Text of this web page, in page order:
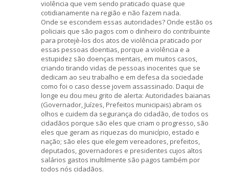
violência que vem sendo praticado quase que
cotidianamente na região e não fazem nada.
Onde se escondem essas autoridades? Onde estão os
policiais que são pagos com o dinheiro do contribuinte
para protejè-los dos atos de violência praticado por
essas pessoas doentias, porque a violência e a
estupidez são doenças mentais, em muitos casos,
criando tirando vidas de pessoas inocentes que se
dedicam ao seu trabalho e em defesa da sociedade
como foi o caso desse jovem assassinado. Daqui de
longe eu dou meu grito de alerta: Autoridades baianas
(Governador, Juízes, Prefeitos municipais) abram os
olhos e cuidem da segurança do cidadão, de todos os
cidadãos porque são eles que criam o progresso, são
eles que geram as riquezas do município, estado e
nação; são eles que elegem vereadores, prefeitos,
deputados, governadores e presidentes cujos altos
salários gastos inultilmente são pagos também por
todos nós cidadãos.